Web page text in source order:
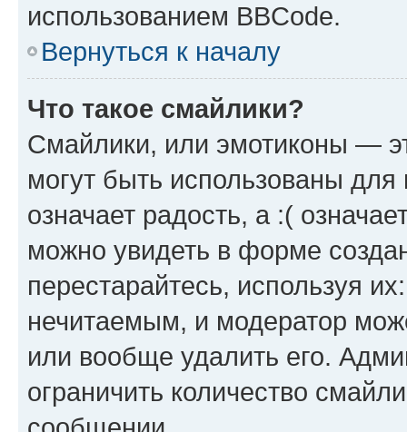
использованием BBCode.
Вернуться к началу
Что такое смайлики?
Смайлики, или эмотиконы —
могут быть использованы
означает радость, а :(
можно увидеть в форме
перестарайтесь, используя
нечитаемым, и модератор
или вообще удалить его.
ограничить количество